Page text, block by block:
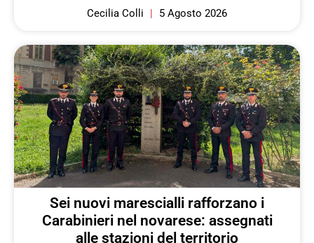
Cecilia Colli 5 Agosto 2026
Sei nuovi marescialli rafforzano i
Carabinieri nel novarese: assegnati
alle stazioni del territorio